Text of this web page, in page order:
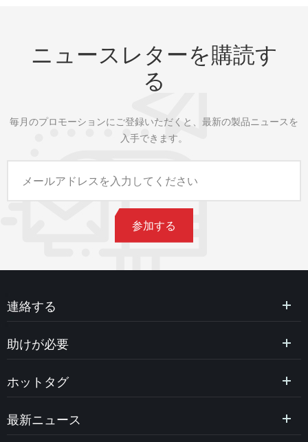
ニュースレターを購読す
る
毎月のプロモーションにご登録いただくと、最新の製品ニュースを
入手できます。
連絡する
助けが必要
ホットタグ
最新ニュース